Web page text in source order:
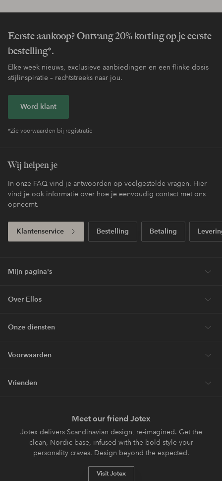
Eerste aankoop? Ontvang 20% korting op je eerste
bestelling*.
Elke week nieuws, exclusieve aanbiedingen en een flinke dosis
stijlinspiratie – rechtstreeks naar jou.
Word klant
*Zie voorwaarden bij registratie
Wij helpen je
In onze FAQ vind je antwoorden op veelgestelde vragen. Hier
vind je ook informatie over hoe je eenvoudig contact met ons
opneemt.
Klantenservice Bestelling Betaling
Mijn pagina's
Over Ellos
Onze diensten
Voorwaarden
Vrienden
Meet our friend Jotex
Jotex delivers Scandinavian design, re-imagined. Get the
clean, Nordic base, infused with the bold style your
personality craves. Design beyond the expected.
Visit Jotex